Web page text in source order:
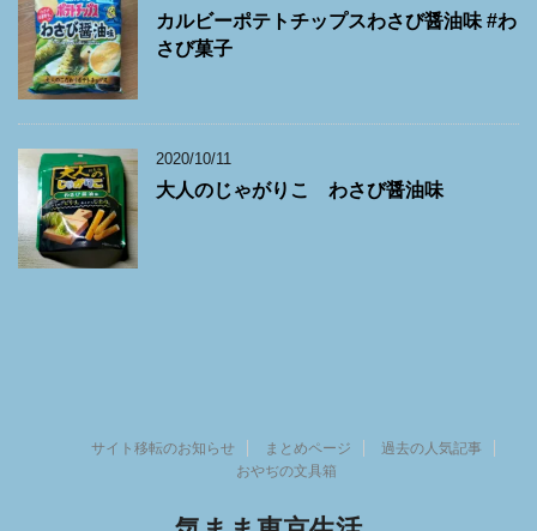
カルビーポテトチップスわさび醤油味 #わ
さび菓子
2020/10/11
大人のじゃがりこ わさび醤油味
サイト移転のお知らせ まとめページ
過去の人気記事
おやぢの文具箱